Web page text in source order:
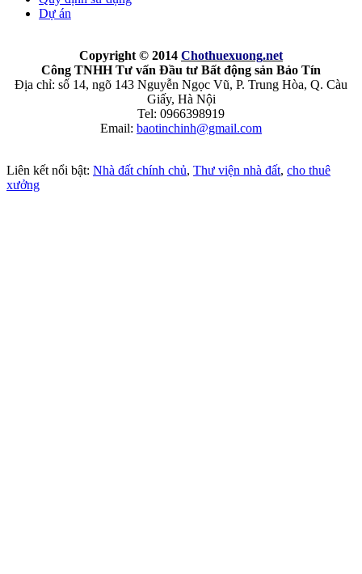
Dự án
Copyright © 2014 Chothuexuong.net
Công TNHH Tư vấn Đầu tư Bất động sản Bảo Tín
Địa chỉ: số 14, ngõ 143 Nguyễn Ngọc Vũ, P. Trung Hòa, Q. Càu
Giấy, Hà Nội
Tel: 0966398919
Email: baotinchinh@gmail.com
Liên kết nổi bật: Nhà đất chính chủ, Thư viện nhà đất, cho thuê
xưởng